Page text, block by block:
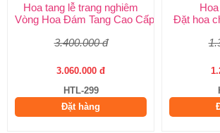
Hoa tang lễ trang nghiêm
Vòng Hoa Đám Tang Cao Cấp | Sang
3.400.000 đ
3.060.000 đ
HTL-299
Đặt hàng
Đặt hoa